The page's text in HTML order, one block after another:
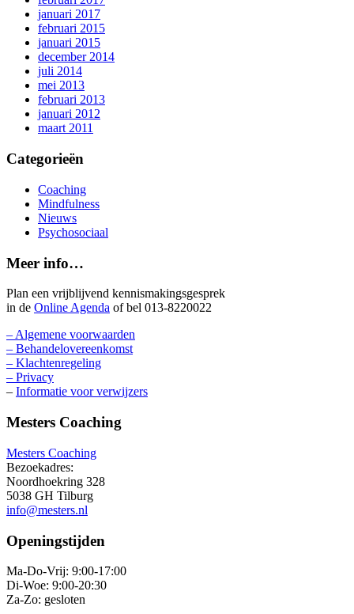
januari 2017
februari 2015
januari 2015
december 2014
juli 2014
mei 2013
februari 2013
januari 2012
maart 2011
Categorieën
Coaching
Mindfulness
Nieuws
Psychosociaal
Meer info…
Plan een vrijblijvend kennismakingsgesprek
in de Online Agenda of bel 013-8220022
– Algemene voorwaarden
– Behandelovereenkomst
– Klachtenregeling
– Privacy
– Informatie voor verwijzers
Mesters Coaching
Mesters Coaching
Bezoekadres:
Noordhoekring 328
5038 GH Tilburg
info@mesters.nl
Openingstijden
Ma-Do-Vrij: 9:00-17:00
Di-Woe: 9:00-20:30
Za-Zo: gesloten